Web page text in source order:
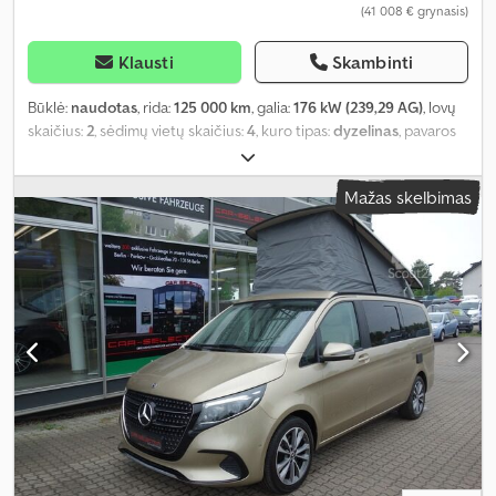
(41 008 € grynasis)
Klausti Skambinti
Būklė: naudotas, rida:125 000 km, galia:176 kW (239,29 AG), lovų
skaičius:2, sėdimų vietų skaičius:4, kuro tipas:dyzelinas, pavaros
, pirmoji registracija:
emisijos klasė:nėra, pakaba:kitas, vairuotojo kabina:kitas, kuras:
dyzelinas, Įranga:ABS, autonominis šildytuvas, borto
kompiuteris, centrinis užraktas, elektroninė stabilumo
programa (ESP), imobilaizerio sistema, kruizo kontrolė,
navigacijos sistema, oro kondicionavimas, oro pagalvė,
priekabos jungtis, stumdomos durys, suodžių filtras,
Mažas skelbimas